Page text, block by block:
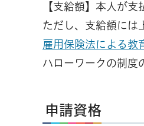
【支給額】本人が
ただし、支給額には
雇用保険法による教
ハローワークの制度
申請資格